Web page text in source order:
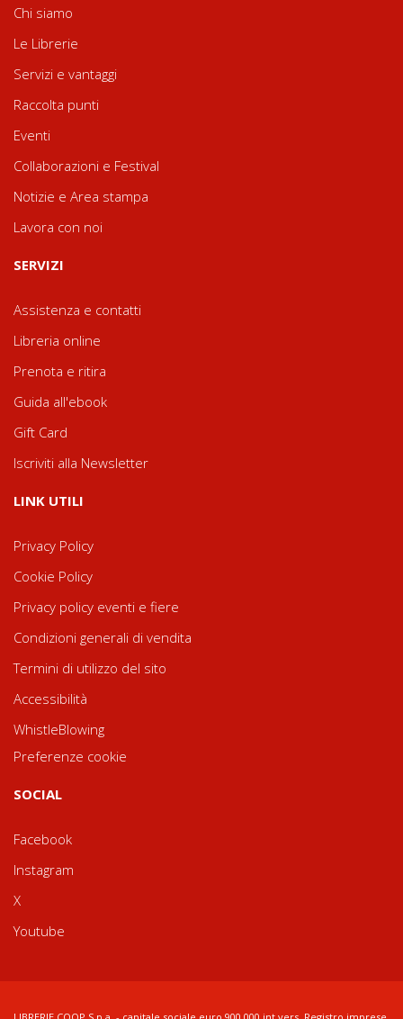
Chi siamo
Le Librerie
Servizi e vantaggi
Raccolta punti
Eventi
Collaborazioni e Festival
Notizie e Area stampa
Lavora con noi
SERVIZI
Assistenza e contatti
Libreria online
Prenota e ritira
Guida all'ebook
Gift Card
Iscriviti alla Newsletter
LINK UTILI
Privacy Policy
Cookie Policy
Privacy policy eventi e fiere
Condizioni generali di vendita
Termini di utilizzo del sito
Accessibilità
WhistleBlowing
Preferenze cookie
SOCIAL
Facebook
Instagram
X
Youtube